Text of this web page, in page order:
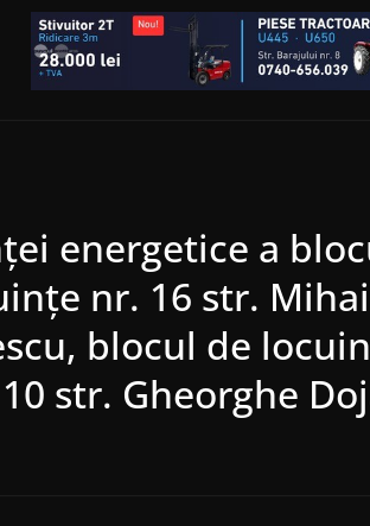
energetice a
nr. 16 str.
blocul de
str. Gheorghe